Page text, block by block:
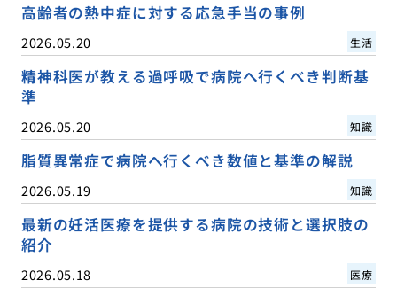
高齢者の熱中症に対する応急手当の事例
2026.05.20 生活
精神科医が教える過呼吸で病院へ行くべき判断基
準
2026.05.20 知識
脂質異常症で病院へ行くべき数値と基準の解説
2026.05.19 知識
最新の妊活医療を提供する病院の技術と選択肢の
紹介
2026.05.18 医療